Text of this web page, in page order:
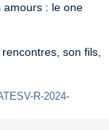
amours : le one
son fils,
R-2024-